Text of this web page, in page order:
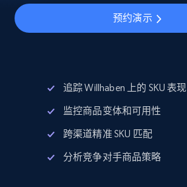
预约演示
追踪 Willhaben 上的 SKU 表现
监控商品变体和可用性
跨渠道精准 SKU 匹配
分析竞争对手商品策略